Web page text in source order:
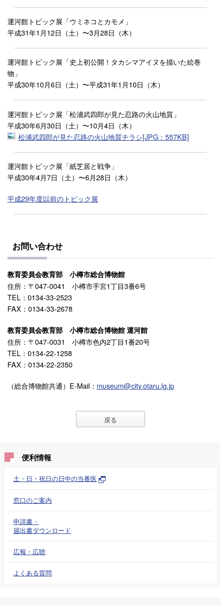
運河館トピック展「ウミネコとカモメ」
平成31年1月12日（土）〜3月28日（木）
運河館トピック展「史上初公開！タカシマアイヌを描いた絵巻
物」
平成30年10月6日（土）〜平成31年1月10日（木）
運河館トピック展「松浦武四郎が見た忍路の火山地質」
平成30年6月30日（土）〜10月4日（木）
松浦武四郎が見た忍路の火山地質チラシ[JPG：557KB]
運河館トピック展「紙芝居と戦争」
平成30年4月7日（土）〜6月28日（木）
平成29年度以前のトピック展
お問い合わせ
教育委員会教育部 小樽市総合博物館
住所：〒047-0041 小樽市手宮1丁目3番6号
TEL：0134-33-2523
FAX：0134-33-2678
教育委員会教育部 小樽市総合博物館 運河館
住所：〒047-0031 小樽市色内2丁目1番20号
TEL：0134-22-1258
FAX：0134-22-2350
（総合博物館共通）E-Mail： museum@city.otaru.lg.jp
戻る
便利情報
土・日・祝日の日中の当番医
窓口のご案内
申請書・
届出書ダウンロード
広報・広聴
よくある質問